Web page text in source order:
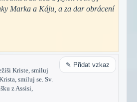
Marka a Káju, a za dar obrácení
Kriste, smiluj
smiluj se. Sv.
z Assisi,
✎ Přidat vzkaz